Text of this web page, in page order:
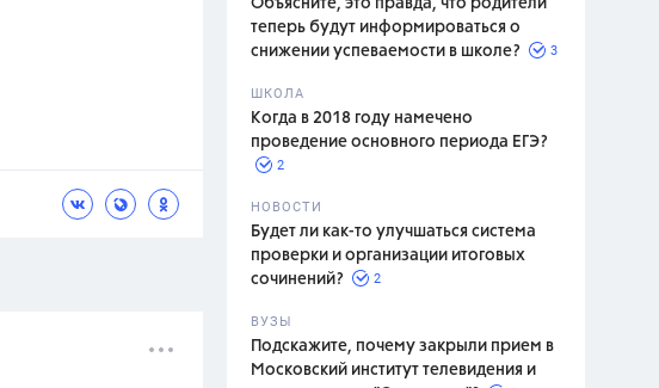
Объясните, это правда, что родители
теперь будут информироваться о
снижении успеваемости в школе?
3
ШКОЛА
Когда в 2018 году намечено
проведение основного периода ЕГЭ?
2
НОВОСТИ
Будет ли как-то улучшаться система
проверки и организации итоговых
сочинений?
2
ВУЗЫ
Подскажите, почему закрыли прием в
Московский институт телевидения и